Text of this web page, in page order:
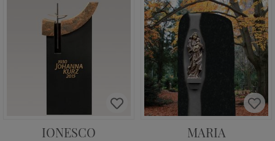
IONESCO MARIA